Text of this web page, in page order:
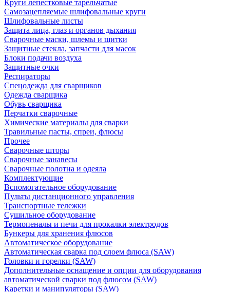
Круги лепестковые тарельчатые
Самозацепляемые шлифовальные круги
Шлифовальные листы
Защита лица, глаз и органов дыхания
Сварочные маски, шлемы и щитки
Защитные стекла, запчасти для масок
Блоки подачи воздуха
Защитные очки
Респираторы
Спецодежда для сварщиков
Одежда сварщика
Обувь сварщика
Перчатки сварочные
Химические материалы для сварки
Травильные пасты, спреи, флюсы
Прочее
Сварочные шторы
Сварочные занавесы
Сварочные полотна и одеяла
Комплектующие
Вспомогательное оборудование
Пульты дистанционного управления
Транспортные тележки
Сушильное оборудование
Термопеналы и печи для прокалки электродов
Бункеры для хранения флюсов
Автоматическое оборудование
Автоматическая сварка под слоем флюса (SAW)
Головки и горелки (SAW)
Дополнительные оснащение и опции для оборудования
автоматической сварки под флюсом (SAW)
Каретки и манипуляторы (SAW)